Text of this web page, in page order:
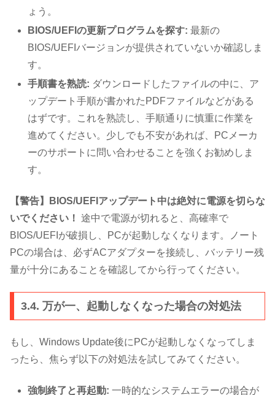
ょう。
BIOS/UEFIの更新プログラムを探す: 最新の
BIOS/UEFIバージョンが提供されていないか確認しま
す。
手順書を熟読: ダウンロードしたファイルの中に、ア
ップデート手順が書かれたPDFファイルなどがある
はずです。これを熟読し、手順通りに慎重に作業を
進めてください。少しでも不安があれば、PCメーカ
ーのサポートに問い合わせることを強くお勧めしま
す。
【警告】BIOS/UEFIアップデート中は絶対に電源を切らな
いでください！ 途中で電源が切れると、高確率で
BIOS/UEFIが破損し、PCが起動しなくなります。ノート
PCの場合は、必ずACアダプターを接続し、バッテリー残
量が十分にあることを確認してから行ってください。
3.4. 万が一、起動しなくなった場合の対処法
もし、Windows Update後にPCが起動しなくなってしま
ったら、焦らず以下の対処法を試してみてください。
強制終了と再起動: 一時的なシステムエラーの場合が